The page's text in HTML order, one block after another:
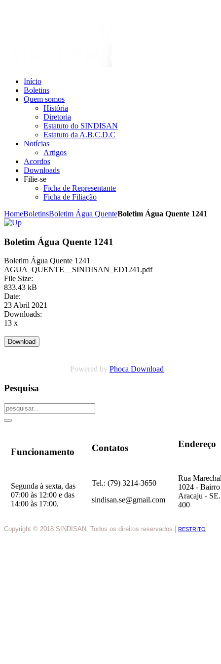
Início
Boletins
Quem somos
História
Diretoria
Estatuto do SINDISAN
Estatuto da A.B.C.D.C
Notícias
Artigos
Acordos
Downloads
Filie-se
Ficha de Representante
Ficha de Filiação
HomeBoletinsBoletim Água QuenteBoletim Água Quente 1241
Boletim Água Quente 1241
Boletim Água Quente 1241
AGUA_QUENTE__SINDISAN_ED1241.pdf
File Size:
833.43 kB
Date:
23 Abril 2021
Downloads:
13 x
Powered by Phoca Download
Pesquisa
Funcionamento
Segunda à sexta, das
07:00 às 12:00 e das
14:00 às 17:00.
Contatos
Tel.: (79) 3214-3650
sindisan.se@gmail.com
Endereço
Rua
1024 -
Aracaju -
400
Copyright © 2018 SINDISAN. Todos os direitos reservados.| RESTRITO